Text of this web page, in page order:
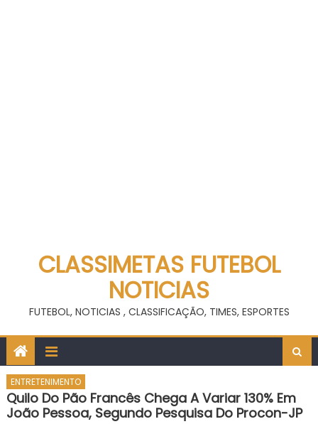
CLASSIMETAS FUTEBOL
NOTICIAS
FUTEBOL, NOTICIAS , CLASSIFICAÇÃO, TIMES, ESPORTES
ENTRETENIMENTO
Quilo Do Pão Francês Chega A Variar 130% Em
João Pessoa, Segundo Pesquisa Do Procon-JP